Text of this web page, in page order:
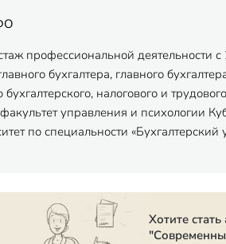
профессиональной деятельности с
бухгалтера, главного
налогового и
управления и психологии
по специальности «Бухгалтерский
Хотите